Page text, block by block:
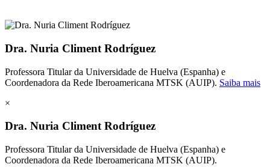
Dra. Nuria Climent Rodríguez
Professora Titular da Universidade de Huelva (Espanha) e
Coordenadora da Rede Iberoamericana MTSK (AUIP). Saiba mais
×
Dra. Nuria Climent Rodríguez
Professora Titular da Universidade de Huelva (Espanha) e
Coordenadora da Rede Iberoamericana MTSK (AUIP).